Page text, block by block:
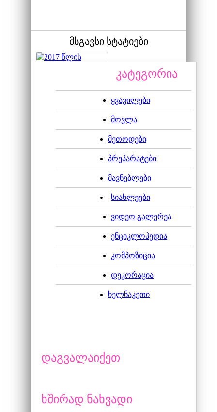
მსგავსი სტატიები
2017 წლის ივნისის
ოთახის ყვავილების
კატეგორია
ყვავილები
მოვლა
მეთოდები
პრეპარატები
მავნებლები
სიახლეები
ვიდეო გალერეა
ენციკლოპედია
კომპოზიცია
დეკორაცია
ხელნაკეთი
დაგვალაიქეთ
ხშირად ნახვადი